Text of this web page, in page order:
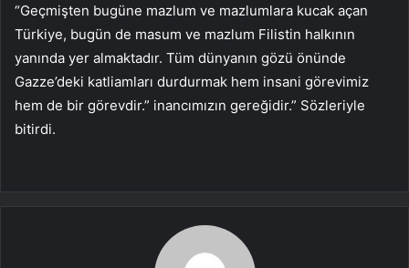
“Geçmişten bugüne mazlum ve mazlumlara kucak açan
Türkiye, bugün de masum ve mazlum Filistin halkının
yanında yer almaktadır. Tüm dünyanın gözü önünde
Gazze’deki katliamları durdurmak hem insani görevimiz
hem de bir görevdir.” inancımızın gereğidir.” Sözleriyle
bitirdi.